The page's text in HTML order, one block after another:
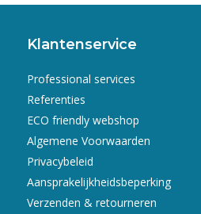
Klantenservice
Professional services
Referenties
ECO friendly webshop
Algemene Voorwaarden
Privacybeleid
Aansprakelijkheidsbeperking
Verzenden & retourneren